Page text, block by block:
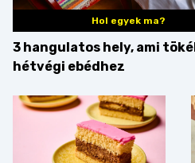
Hol egyek ma?
3 hangulatos hely, ami
hétvégi ebédhez